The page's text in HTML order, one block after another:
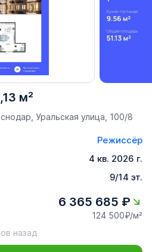
м²
Уральская улица, 100/8
Режиссёр
4 кв. 2026 г.
9/14 эт.
6 365 685 ₽
124 500₽/м²
назад